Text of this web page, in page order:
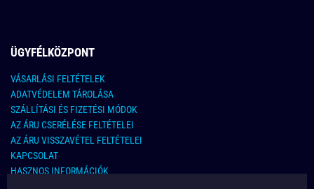
ÜGYFÉLKÖZPONT
VÁSARLÁSI FELTÉTELEK
ADATVÉDELEM TÁROLÁSA
SZÁLLÍTÁSI ÉS FIZETÉSI MÓDOK
AZ ÁRU CSERÉLÉSE FELTÉTELEI
AZ ÁRU VISSZAVÉTEL FELTÉTELEI
KAPCSOLAT
HASZNOS INFORMÁCIÓK